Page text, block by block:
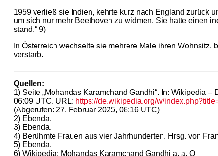
1959 verließ sie Indien, kehrte kurz nach England zurück
um sich nur mehr Beethoven zu widmen. Sie hatte einen
stand.“ 9)
In Österreich wechselte sie mehrere Male ihren
verstarb.
Quellen:
1) Seite „Mohandas Karamchand Gandhi“. In: Wikipedia
06:09 UTC. URL: https://de.wikipedia.org/w/
(Abgerufen: 27. Februar 2025, 08:16 UTC)
2) Ebenda.
3) Ebenda.
4) Berühmte Frauen aus vier Jahrhunderten. Hrsg. von
5) Ebenda.
6) Wikipedia: Mohandas Karamchand Gandhi a. a. O